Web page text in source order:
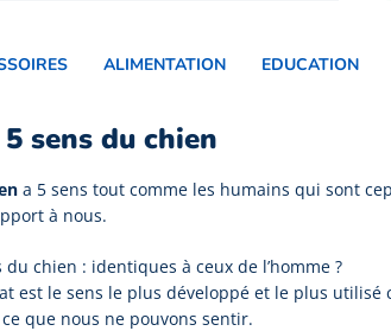
ALIMENTATION EDUCATION
5 sens du chien
a 5 sens tout comme les humains qui sont
à nous.
du chien : identiques à ceux de l’homme ?
est le sens le plus développé et le plus utilisé
que nous ne pouvons sentir.